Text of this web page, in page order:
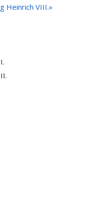
Heinrich VIII.»